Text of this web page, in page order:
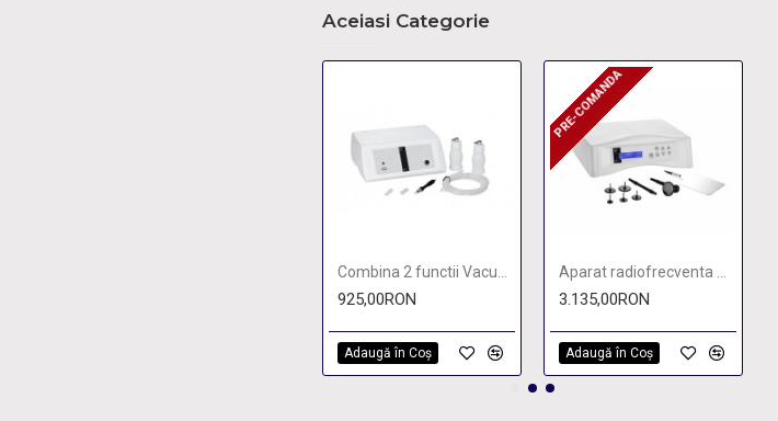
Aceiasi Categorie
925,00RON
Adaugă în Coş
PRE-COMANDA
PRE-COMANDA
3.135,00RON
Adaugă în Coş